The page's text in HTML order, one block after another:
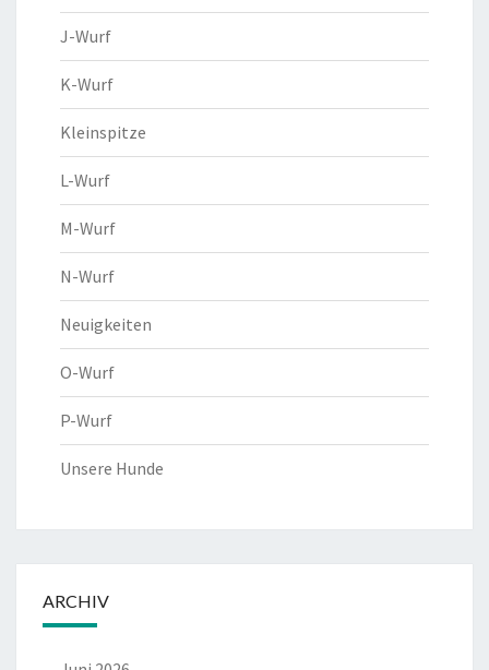
J-Wurf
K-Wurf
Kleinspitze
L-Wurf
M-Wurf
N-Wurf
Neuigkeiten
O-Wurf
P-Wurf
Unsere Hunde
ARCHIV